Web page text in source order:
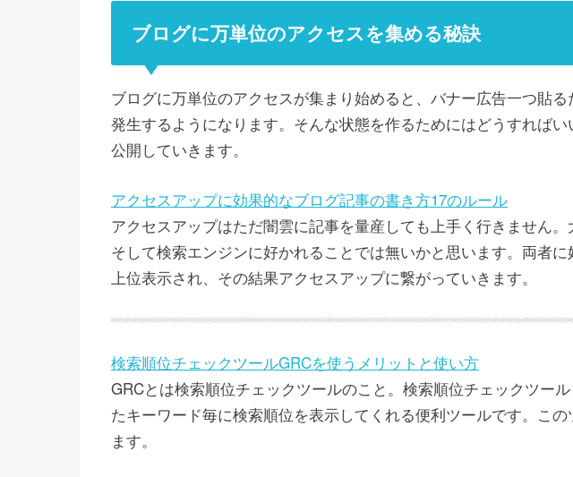
ブログに万単位のアクセスを集める秘訣
ブログに万単位のアクセスが集まり始めると、バナー広告一つ貼
発生するようになります。そんな状態を作るためにはどうすれば
公開していきます。
アクセスアップに効果的なブログ記事の書き方17のルール
アクセスアップはただ闇雲に記事を量産しても上手く行きません。
そして検索エンジンに好かれることでは無いかと思います。両者に
上位表示され、その結果アクセスアップに繋がっていきます。
検索順位チェックツールGRCを使うメリットと使い方
GRCとは検索順位チェックツールのこと。検索順位チェックツー
たキーワード毎に検索順位を表示してくれる便利ツールです。こ
ます。